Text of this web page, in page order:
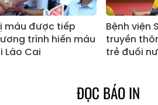
Xã Sín
Xã Ngũ Chỉ
Sơn
Xã Tà Xi Láng
máu được tiếp
trình hiến máu
Lào Cai
Bệnh viện
truyền
trẻ đuối
ĐỌC BÁO IN